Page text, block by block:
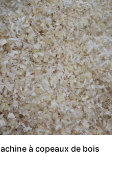
à copeaux de bois